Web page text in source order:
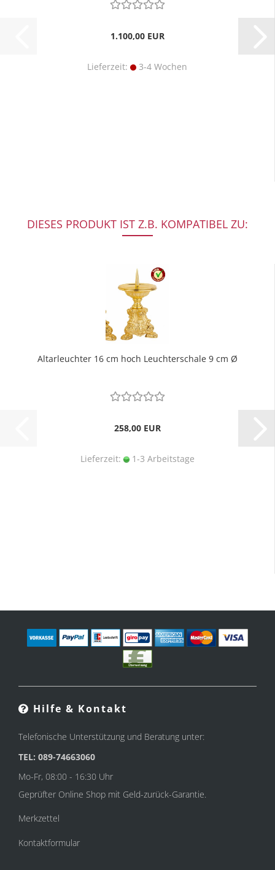
1.100,00 EUR
Lieferzeit: 3-4 Wochen
DIESES PRODUKT IST Z.B. KOMPATIBEL ZU:
Altarleuchter 16 cm hoch Leuchterschale 9 cm Ø
258,00 EUR
Lieferzeit: 1-3 Arbeitstage
Hilfe & Kontakt
Telefonische Unterstützung und Beratung unter:
TEL: 089-74663060
Mo-Fr, 08:00 - 16:30 Uhr
Geprüfter Online Shop mit Geld-zurück-Garantie.
Merkzettel
Kontaktformular